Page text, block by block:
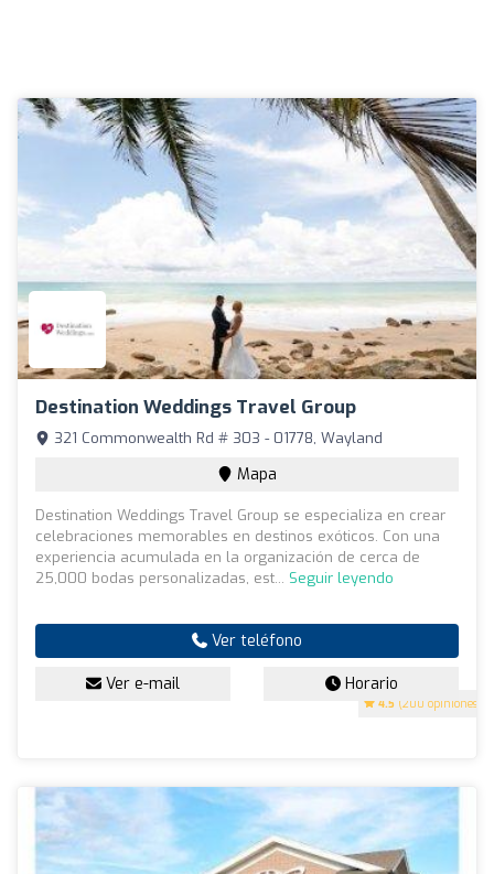
Destination Weddings Travel Group
4.5 (200 opiniones)
321 Commonwealth Rd # 303 - 01778, Wayland
Mapa
Destination Weddings Travel Group se especializa en crear
celebraciones memorables en destinos exóticos. Con una
experiencia acumulada en la organización de cerca de
25,000 bodas personalizadas, est... Seguir leyendo
Ver teléfono
Ver e-mail Horario